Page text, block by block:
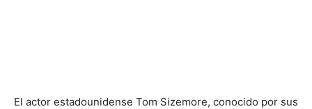
El actor estadounidense Tom Sizemore, conocido por sus